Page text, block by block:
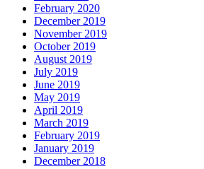
February 2020
December 2019
November 2019
October 2019
August 2019
July 2019
June 2019
May 2019
April 2019
March 2019
February 2019
January 2019
December 2018